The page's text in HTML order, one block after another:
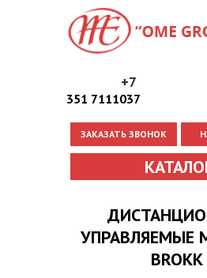
+7
351 7111037
ЗАКАЗАТЬ ЗВОНОК
Вы здесь
УПРАВЛЯЕМЫЕ
BROKK